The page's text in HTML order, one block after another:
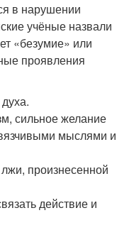
в нарушении
учёные назвали
«безумие» или
проявления
сильное желание
мыслями и
произнесенной
действие и